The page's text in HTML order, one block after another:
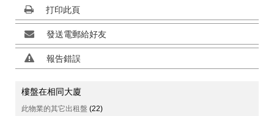
打印此頁
發送電郵給好友
報告錯誤
樓盤在相同大廈
此物業的其它出租盤 (22)